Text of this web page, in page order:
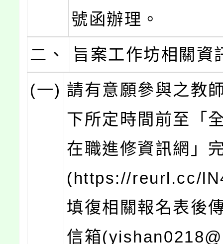
號函辦理。
二、
旨案工作坊相關資
(一) 請有意願參與之教
下所定時間前至「
在職進修資訊網」
(https://reurl.cc/
填復相關報名表後
信箱